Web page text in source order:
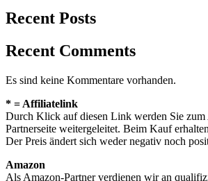
Recent Posts
Recent Comments
Es sind keine Kommentare vorhanden.
* = Affiliatelink
Durch Klick auf diesen Link werden Sie zum
Partnerseite weitergeleitet. Beim Kauf
Der Preis ändert sich weder negativ noch
Amazon
Als Amazon-Partner verdienen wir an